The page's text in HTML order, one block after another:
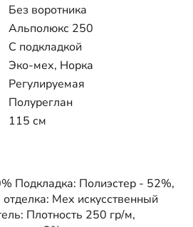
Без воротника
Альполюкс 250
С подкладкой
Эко-мех, Норка
Регулируемая
Полуреглан
115 см
Подкладка: Полиэстер - 52%,
Мех искусственный
Плотность 250 гр/м,